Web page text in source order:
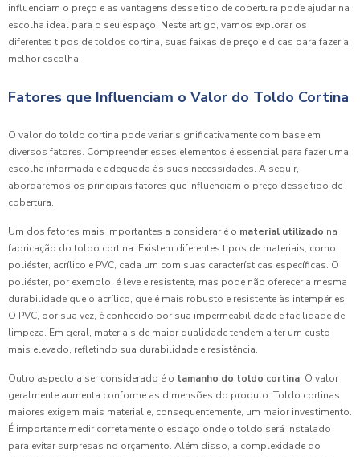
influenciam o preço e as vantagens desse tipo de cobertura pode ajudar na
escolha ideal para o seu espaço. Neste artigo, vamos explorar os
diferentes tipos de toldos cortina, suas faixas de preço e dicas para fazer a
melhor escolha.
Fatores que Influenciam o Valor do Toldo Cortina
O valor do toldo cortina pode variar significativamente com base em
diversos fatores. Compreender esses elementos é essencial para fazer uma
escolha informada e adequada às suas necessidades. A seguir,
abordaremos os principais fatores que influenciam o preço desse tipo de
cobertura.
Um dos fatores mais importantes a considerar é o material utilizado na
fabricação do toldo cortina. Existem diferentes tipos de materiais, como
poliéster, acrílico e PVC, cada um com suas características específicas. O
poliéster, por exemplo, é leve e resistente, mas pode não oferecer a mesma
durabilidade que o acrílico, que é mais robusto e resistente às intempéries.
O PVC, por sua vez, é conhecido por sua impermeabilidade e facilidade de
limpeza. Em geral, materiais de maior qualidade tendem a ter um custo
mais elevado, refletindo sua durabilidade e resistência.
Outro aspecto a ser considerado é o tamanho do toldo cortina. O valor
geralmente aumenta conforme as dimensões do produto. Toldo cortinas
maiores exigem mais material e, consequentemente, um maior investimento.
É importante medir corretamente o espaço onde o toldo será instalado
para evitar surpresas no orçamento. Além disso, a complexidade do